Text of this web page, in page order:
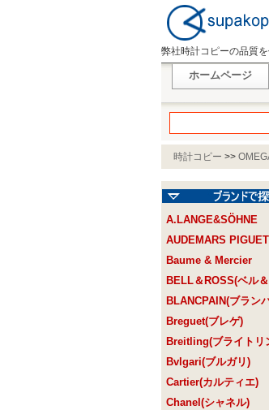
弊社時計コピーの品質
ホームページ
時計コピー >>
A.LANGE&SÖHNE
AUDEMARS PIGUET
Baume & Mercier
BELL＆ROSS(ベル
BLANCPAIN(ブラン
Breguet(ブレゲ)
Breitling(ブライトリ
Bvlgari(ブルガリ)
Cartier(カルティエ)
Chanel(シャネル)